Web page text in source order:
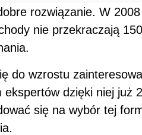
rozwiązanie. W
nie przekraczają
do wzrostu
dzięki niej już
się na wybór tej